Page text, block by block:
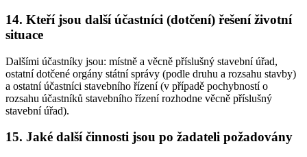
14. Kteří jsou další účastníci (dotčení) řešení životní
situace
Dalšími účastníky jsou: místně a věcně příslušný stavební úřad,
ostatní dotčené orgány státní správy (podle druhu a rozsahu stavby)
a ostatní účastníci stavebního řízení (v případě pochybností o
rozsahu účastníků stavebního řízení rozhodne věcně příslušný
stavební úřad).
15. Jaké další činnosti jsou po žadateli požadovány